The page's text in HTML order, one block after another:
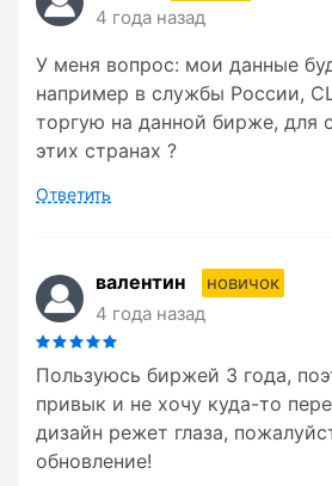
4 года назад
У меня вопрос: мои данные
например в службы России,
торгую на данной бирже, для
этих странах ?
Ответить
валентин
новичок
4 года назад
Пользуюсь биржей 3 года,
привык и не хочу куда-то
дизайн режет глаза,
обновление!